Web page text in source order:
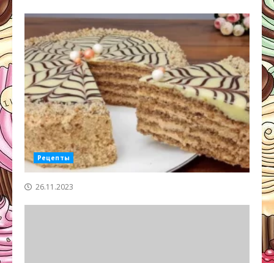
Рецепты
26.11.2023